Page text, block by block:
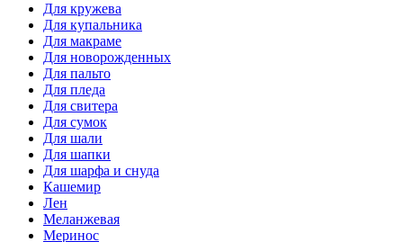
Для кружева
Для купальника
Для макраме
Для новорожденных
Для пальто
Для пледа
Для свитера
Для сумок
Для шали
Для шапки
Для шарфа и снуда
Кашемир
Лен
Меланжевая
Меринос